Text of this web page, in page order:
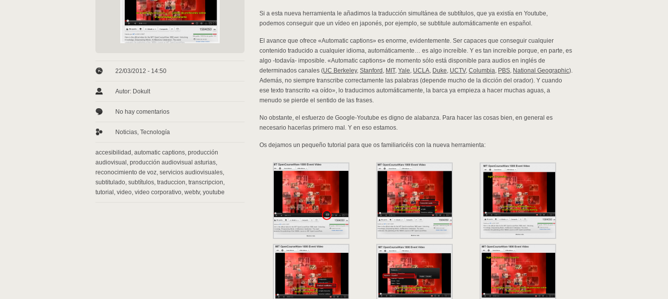
22/03/2012 - 14:50
Autor: Dokult
No hay comentarios
Noticias, Tecnología
accesibilidad , automatic captions, producción
audiovisual , producción audiovisual asturias,
reconocimiento de voz, servicios audiovisuales,
subtitulado, subtítulos, traduccion, transcripcion,
tutorial , video, video corporativo, webtv, youtube
Si a esta nueva herramienta le añadimos la traducción simultánea de subtítulos, que ya existía en Youtube,
podemos conseguir que un vídeo en japonés, por ejemplo, se subtitule automáticamente en español.
El avance que ofrece «Automatic captions» es enorme, evidentemente. Ser capaces que conseguir cualquier
contenido traducido a cualquier idioma, automáticamente… es algo increíble. Y es tan increíble porque, en parte, es
algo -todavía- imposible. «Automatic captions» de momento sólo está disponible para audios en inglés de
determinados canales (UC Berkeley, Stanford , MIT, Yale, UCLA, Duke, UCTV, Columbia, PBS, National Geographic).
Además, no siempre transcribe correctamente las palabras (depende mucho de la dicción del orador). Y cuando
ese texto transcrito «a oído», lo traducimos automáticamente, la barca ya empieza a hacer muchas aguas, a
menudo se pierde el sentido de las frases.
No obstante, el esfuerzo de Google-Youtube es digno de alabanza. Para hacer las cosas bien, en general es
necesario hacerlas primero mal. Y en eso estamos.
Os dejamos un pequeño tutorial para que os familiaricéis con la nueva herramienta: